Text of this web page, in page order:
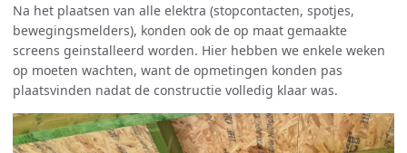
Na het plaatsen van alle elektra (stopcontacten, spotjes,
bewegingsmelders), konden ook de op maat gemaakte
screens geinstalleerd worden. Hier hebben we enkele weken
op moeten wachten, want de opmetingen konden pas
plaatsvinden nadat de constructie volledig klaar was.